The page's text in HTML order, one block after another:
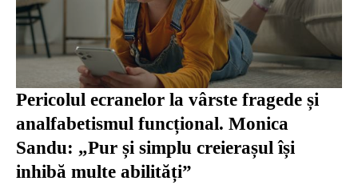
Pericolul ecranelor la vârste fragede și
analfabetismul funcțional. Monica
Sandu: „Pur și simplu creierașul își
inhibă multe abilități”